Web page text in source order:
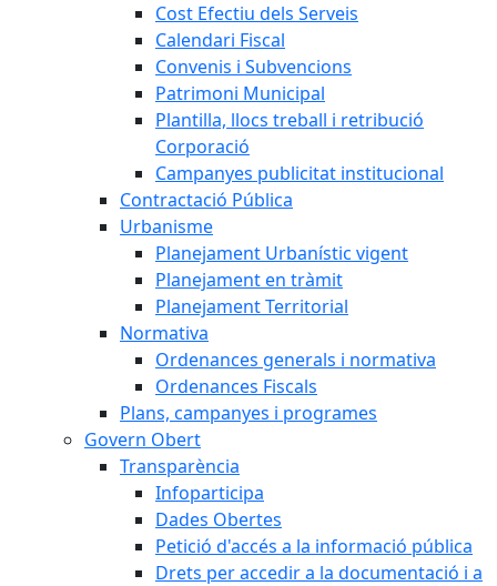
Cost Efectiu dels Serveis
Calendari Fiscal
Convenis i Subvencions
Patrimoni Municipal
Plantilla, llocs treball i retribució
Corporació
Campanyes publicitat institucional
Contractació Pública
Urbanisme
Planejament Urbanístic vigent
Planejament en tràmit
Planejament Territorial
Normativa
Ordenances generals i normativa
Ordenances Fiscals
Plans, campanyes i programes
Govern Obert
Transparència
Infoparticipa
Dades Obertes
Petició d'accés a la informació pública
Drets per accedir a la documentació i a